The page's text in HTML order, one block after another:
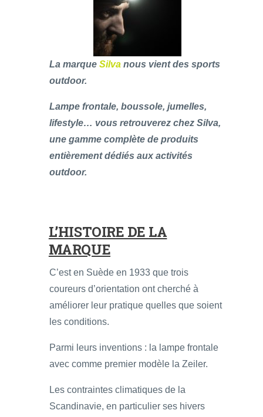
La marque Silva nous vient des sports
outdoor.
Lampe frontale, boussole, jumelles,
lifestyle… vous retrouverez chez Silva,
une gamme complète de produits
entièrement dédiés aux activités
outdoor.
L’HISTOIRE DE LA
MARQUE
C’est en Suède en 1933 que trois
coureurs d’orientation ont cherché à
améliorer leur pratique quelles que soient
les conditions.
Parmi leurs inventions : la lampe frontale
avec comme premier modèle la Zeiler.
Les contraintes climatiques de la
Scandinavie, en particulier ses hivers